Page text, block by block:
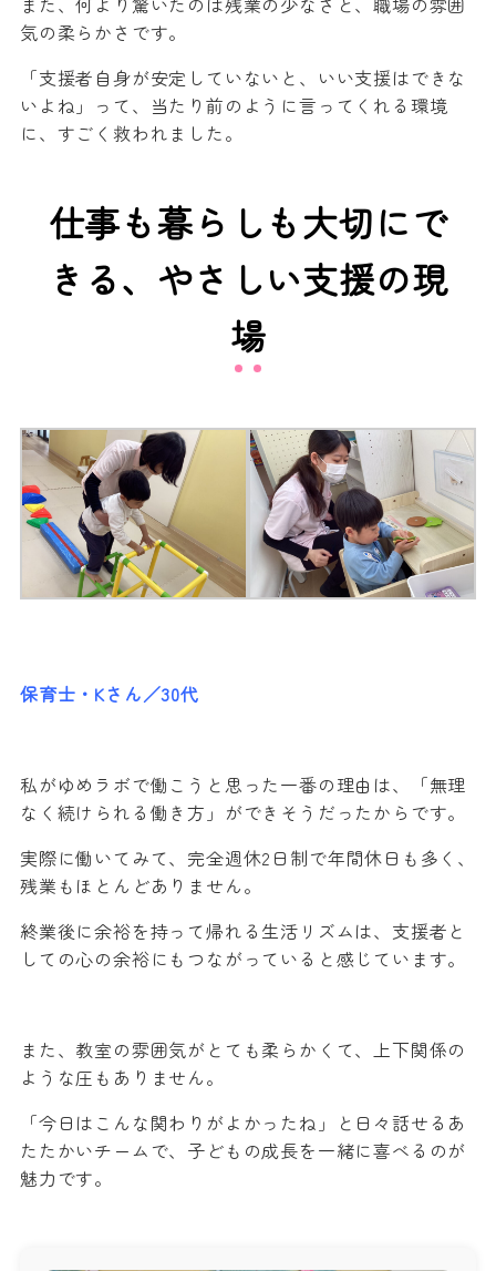
気の柔らかさです。
「支援者自身が安定していないと、いい支援はできな
いよね」って、当たり前のように言ってくれる環境
に、すごく救われました。
仕事も暮らしも大切にで
きる、やさしい支援の現
場
保育士・Kさん／30代
私がゆめラボで働こうと思った一番の理由は、「無理
なく続けられる働き方」ができそうだったからです。
実際に働いてみて、完全週休2日制で年間休日も多く、
残業もほとんどありません。
終業後に余裕を持って帰れる生活リズムは、支援者と
しての心の余裕にもつながっていると感じています。
また、教室の雰囲気がとても柔らかくて、上下関係の
ような圧もありません。
「今日はこんな関わりがよかったね」と日々話せるあ
たたかいチームで、子どもの成長を一緒に喜べるのが
魅力です。